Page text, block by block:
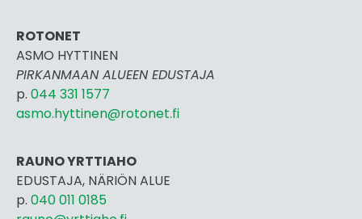
ROTONET
ASMO HYTTINEN
PIRKANMAAN ALUEEN EDUSTAJA
p. 044 331 1577
asmo.hyttinen@rotonet.fi
RAUNO YRTTIAHO
EDUSTAJA, NÄRIÖN ALUE
p. 040 011 0185